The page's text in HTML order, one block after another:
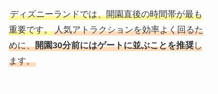
ディズニーランドでは、開園直後の時間帯が最も
重要です。 人気アトラクションを効率よく回るた
めに、開園30分前にはゲートに並ぶことを推奨し
ます。